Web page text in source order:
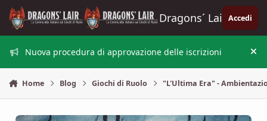
Vai al contenuto
Dragons´ Lair Accedi
Nuova procedura di approvazione delle iscrizioni
Home Blog Giochi di Ruolo "L'Ultima Era" -